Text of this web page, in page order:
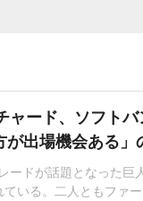
ャード、ソフト
出場機会ある」
ードが話題となった巨
いる。二人ともファ